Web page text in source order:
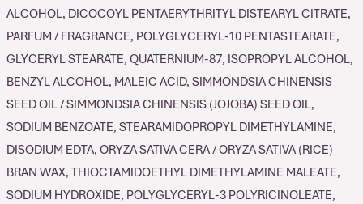
ALCOHOL, DICOCOYL PENTAERYTHRITYL DISTEARYL CITRATE,
PARFUM / FRAGRANCE, POLYGLYCERYL-10 PENTASTEARATE,
GLYCERYL STEARATE, QUATERNIUM-87, ISOPROPYL ALCOHOL,
BENZYL ALCOHOL, MALEIC ACID, SIMMONDSIA CHINENSIS
SEED OIL / SIMMONDSIA CHINENSIS (JOJOBA) SEED OIL,
SODIUM BENZOATE, STEARAMIDOPROPYL DIMETHYLAMINE,
DISODIUM EDTA, ORYZA SATIVA CERA / ORYZA SATIVA (RICE)
BRAN WAX, THIOCTAMIDOETHYL DIMETHYLAMINE MALEATE,
SODIUM HYDROXIDE, POLYGLYCERYL-3 POLYRICINOLEATE,